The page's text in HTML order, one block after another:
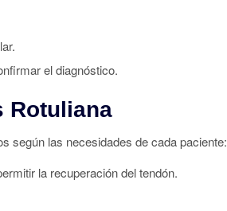
el diagnóstico.
Rotuliana
según las necesidades de cada paciente:
la recuperación del tendón.